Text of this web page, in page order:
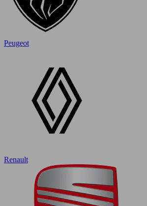
Peugeot
Renault